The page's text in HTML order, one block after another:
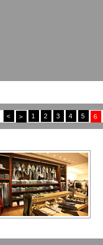
< > 1 2 3 4 5 6